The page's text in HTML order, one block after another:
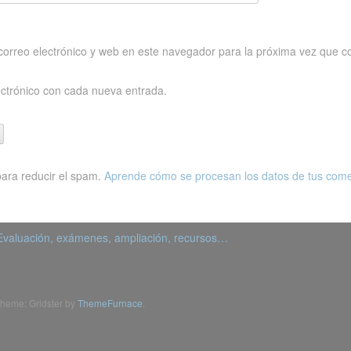
electrónico y web en este navegador para la próxima vez que
con cada nueva entrada.
reducir el spam. Aprende cómo se procesan los datos de tus
exámenes, ampliación, recursos…
Gridster by ThemeFurnace